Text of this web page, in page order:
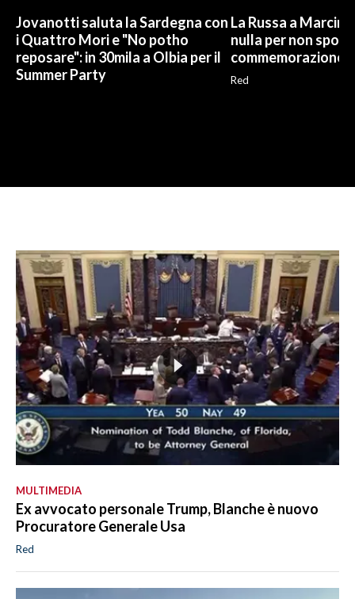
Jovanotti saluta la Sardegna con
i Quattro Mori e "No potho
reposare": in 30mila a Olbia per il
Summer Party
La Russa a
nulla per non
commemorazione
Red
MULTIMEDIA
Ex avvocato personale Trump, Blanche è nuovo
Procuratore Generale Usa
Red